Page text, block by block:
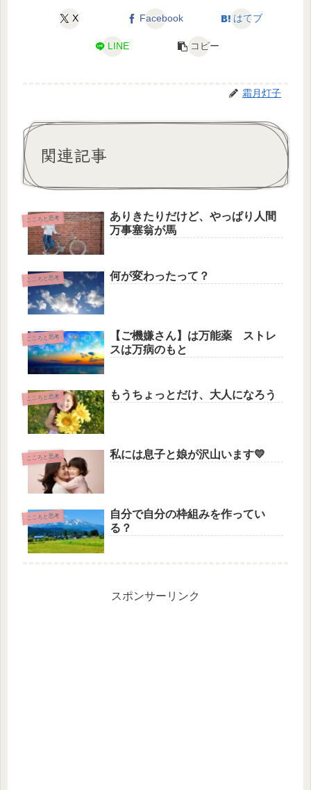
X Facebook はてブ
LINE コピー
霜月灯子
関連記事
こころと思考
ありきたりだけど、やっぱり人間
万事塞翁が馬
こころと思考 何が変わったって？
こころと思考
【ご機嫌さん】は万能薬 ストレ
スは万病のもと
こころと思考 もうちょっとだけ、大人になろう
こころと思考 私には息子と娘が沢山います💛
こころと思考
自分で自分の枠組みを作ってい
る？
スポンサーリンク